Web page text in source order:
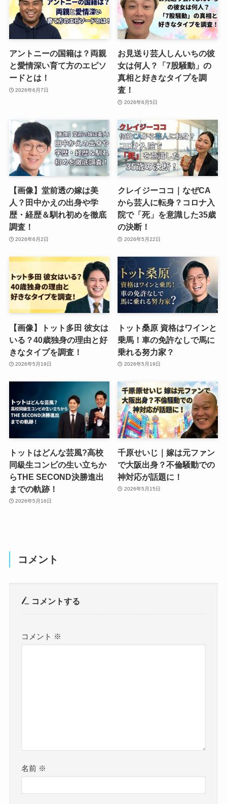
アントニーの国籍は？両親
と愛情深い育て方のエピソ
ードとは！
2026年6月7日
お見送り芸人しんいちの彼
女は何人？「7股騒動」の
真相と好きなタイプを調
査！
2026年6月5日
【画像】堂前透の嫁は美
人？田中かえの出身や学
歴・経歴＆馴れ初めを徹底
調査！
2026年6月2日
クレイジーココ｜なぜCA
から芸人に転身？コロナ入
院で「死」を意識した35歳
の決断！
2026年5月22日
【画像】トット多田 彼女は
いる？40歳独身の理由と好
きなタイプを調査！
2026年5月19日
トット桑原 資格はワインと
乗馬！車の免許なしで馬に
乗れる努力家？
2026年5月19日
トットはどんな芸風?高校
同級生コンビの生い立ちか
らTHE SECOND決勝進出
までの軌跡！
2026年5月16日
千原せいじ｜嫁は元ファン
で大阪出身？不倫騒動での
神対応が話題に！
2026年5月15日
コメント
コメントする
コメント ※
名前 ※